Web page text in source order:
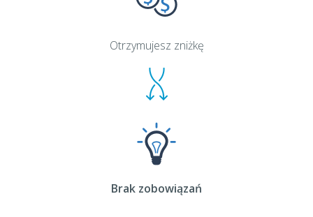
Otrzymujesz zniżkę
Brak zobowiązań